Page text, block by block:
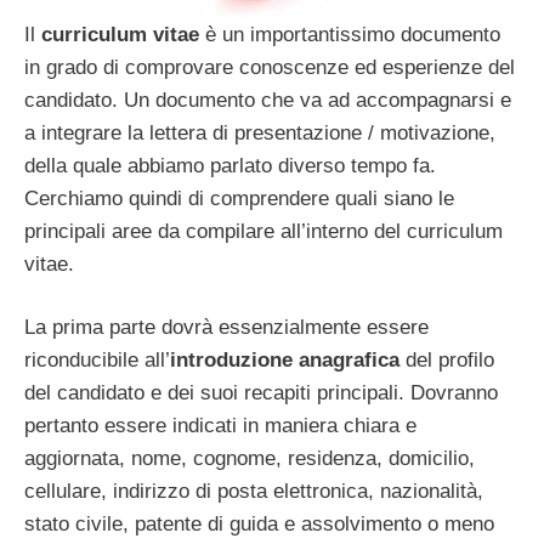
Il curriculum vitae è un importantissimo documento
in grado di comprovare conoscenze ed esperienze del
candidato. Un documento che va ad accompagnarsi e
a integrare la lettera di presentazione / motivazione,
della quale abbiamo parlato diverso tempo fa.
Cerchiamo quindi di comprendere quali siano le
principali aree da compilare all’interno del curriculum
vitae.
La prima parte dovrà essenzialmente essere
riconducibile all’introduzione anagraficadel profilo
del candidato e dei suoi recapiti principali. Dovranno
pertanto essere indicati in maniera chiara e
aggiornata, nome, cognome, residenza, domicilio,
cellulare, indirizzo di posta elettronica, nazionalità,
stato civile, patente di guida e assolvimento o meno